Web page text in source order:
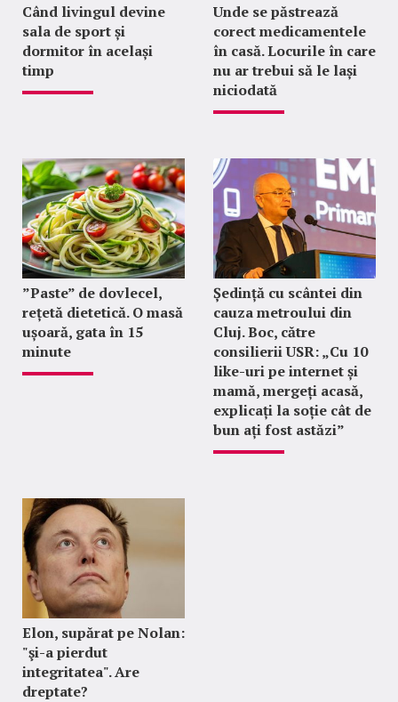
Când livingul devine
sala de sport și
dormitor în același
timp
Unde se păstrează
corect medicamentele
în casă. Locurile în care
nu ar trebui să le lași
niciodată
”Paste” de dovlecel,
rețetă dietetică. O masă
ușoară, gata în 15
minute
Ședință cu scântei din
cauza metroului din
Cluj. Boc, către
consilierii USR: „Cu 10
like-uri pe internet și
mamă, mergeți acasă,
explicați la soție cât de
bun ați fost astăzi”
Elon, supărat pe Nolan:
"şi-a pierdut
integritatea". Are
dreptate?